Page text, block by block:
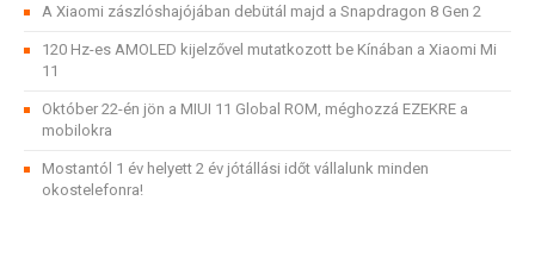
A Xiaomi zászlóshajójában debütál majd a Snapdragon 8 Gen 2
120 Hz-es AMOLED kijelzővel mutatkozott be Kínában a Xiaomi Mi
11
Október 22-én jön a MIUI 11 Global ROM, méghozzá EZEKRE a
mobilokra
Mostantól 1 év helyett 2 év jótállási időt vállalunk minden
okostelefonra!